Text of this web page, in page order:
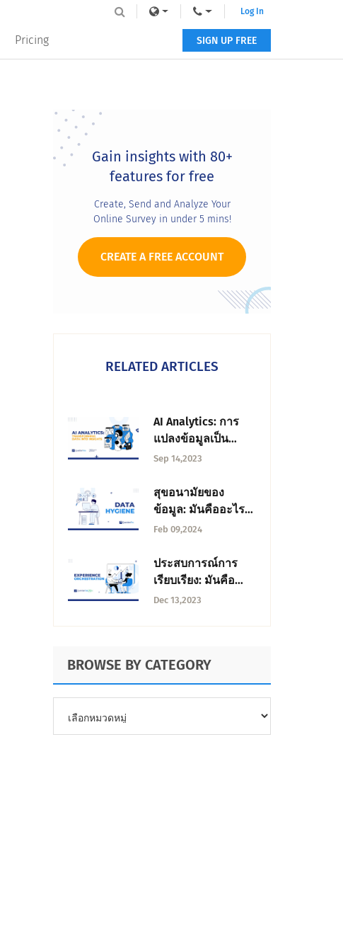
Pricing
Log In
SIGN UP FREE
Primary
SidebarGain insights with 80+
features for free
Create, Send and Analyze Your
Online Survey in under 5 mins!
CREATE A FREE ACCOUNT
RELATED ARTICLES
AI Analytics: การ
แปลงข้อมูลเป็น
ข้อมูลเชิงลึก
Sep 14,2023
สุขอนามัยของ
ข้อมูล: มันคืออะไร
ความสําคัญ และ
ที่สุด
Feb 09,2024
ประสบการณ์การ
เรียบเรียง: มันคือ
อะไร หลักการ และ
Dec 13,2023
BROWSE BY CATEGORY
CATEGORY